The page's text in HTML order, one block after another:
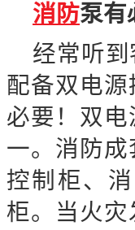
消防泵有
经常听
配备双电
必要！双
一。消防
控制柜、
柜。当火